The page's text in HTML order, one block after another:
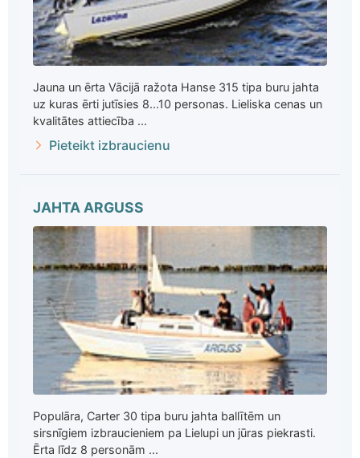
Jauna un ērta Vācijā ražota Hanse 315 tipa buru jahta
uz kuras ērti jutīsies 8...10 personas. Lieliska cenas un
kvalitātes attiecība ...
Pieteikt izbraucienu
JAHTA ARGUSS
Populāra, Carter 30 tipa buru jahta ballītēm un
sirsnīgiem izbraucieniem pa Lielupi un jūras piekrasti.
Ērta līdz 8 personām ...